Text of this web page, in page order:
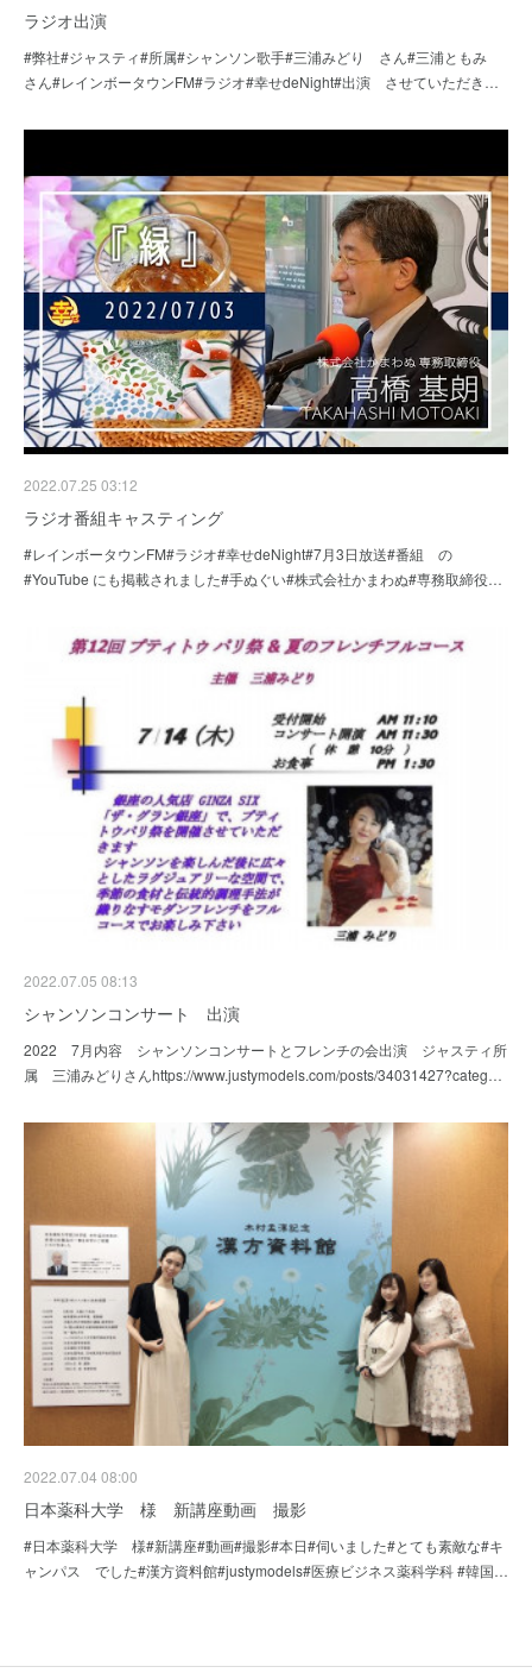
ラジオ出演
#弊社#ジャスティ#所属#シャンソン歌手#三浦みどり さん#三浦ともみ
さん#レインボータウンFM#ラジオ#幸せdeNight#出演 させていただき…
2022.07.25 03:12
ラジオ番組キャスティング
#レインボータウンFM#ラジオ#幸せdeNight#7月3日放送#番組 の
#YouTube にも掲載されました#手ぬぐい#株式会社かまわぬ#専務取締役…
2022.07.05 08:13
シャンソンコンサート 出演
2022 7月内容 シャンソンコンサートとフレンチの会出演 ジャスティ所
属 三浦みどりさんhttps://www.justymodels.com/posts/34031427?categ…
2022.07.04 08:00
日本薬科大学 様 新講座動画 撮影
#日本薬科大学 様#新講座#動画#撮影#本日#伺いました#とても素敵な#キ
ャンパス でした#漢方資料館#justymodels#医療ビジネス薬科学科 #韓国…